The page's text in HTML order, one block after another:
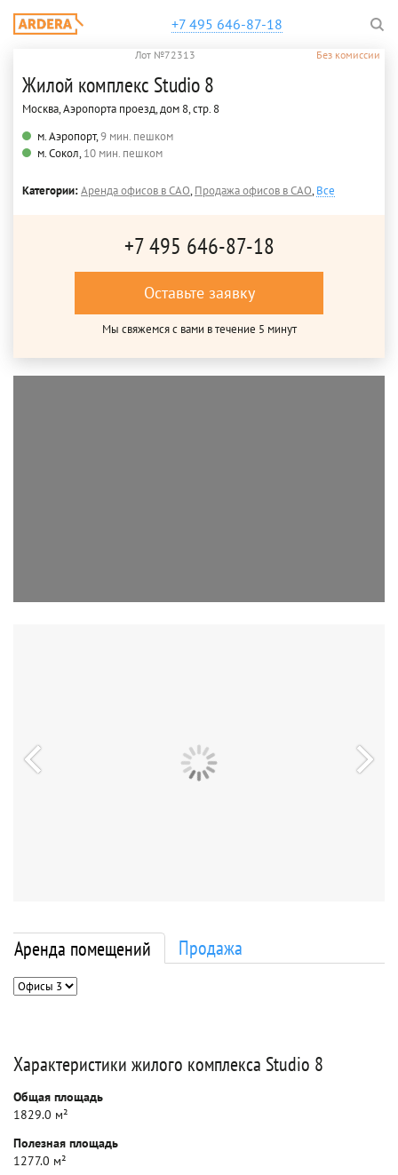
+7 495 646-87-18
Лот №72313 Без комиссии
Жилой комплекс Studio 8
Москва, Аэропорта проезд, дом 8, стр. 8
м. Аэропорт,9 мин. пешком
м. Сокол,10 мин. пешком
Категории:Аренда офисов в САО,Продажа офисов в САО,Все
+7 495 646-87-18
Оставьте заявку
Мы свяжемся с вами в течение 5 минут
Аренда помещений Продажа
Характеристики жилого комплекса Studio 8
Общая площадь
1829.0 м²
Полезная площадь
1277.0 м²